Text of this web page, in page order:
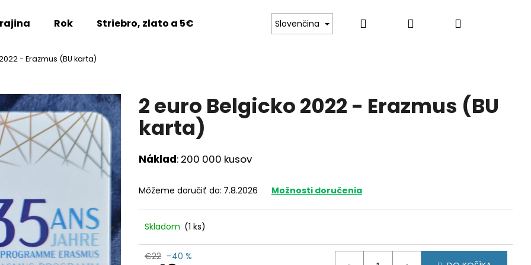
Rok Striebro, zlato a 5€ Vzácne mince Darčekové poukazy Kontakt
Slovenčina Hľadať PrihlásenieNákupný
- Erazmus (BU karta)
2 euro Belgicko 2022 - Erazmus (BU
karta)
Náklad: 200 000 kusov
Môžeme doručiť do: 7.8.2026 Možnosti doručenia
Skladom (1 ks)
€22 –40 %
Čo potrebujete nájsť?
HĽADAŤ
Odporúčame
EURO SLOVENSKO 2026 - TRENČÍN 2 EURO LUXEMBURSKO 2026 - 45.